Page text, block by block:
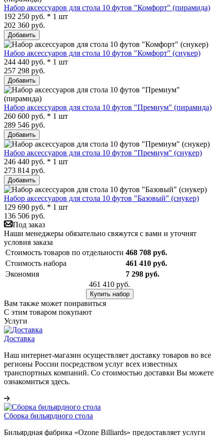
Набор аксессуаров для стола 10 футов "Комфорт" (пирамида)
192 250 руб. * 1 шт
202 360 руб.
Добавить
Набор аксессуаров для стола 10 футов "Комфорт" (снукер)
244 440 руб. * 1 шт
257 298 руб.
Добавить
Набор аксессуаров для стола 10 футов "Премиум" (пирамида)
260 600 руб. * 1 шт
289 546 руб.
Добавить
Набор аксессуаров для стола 10 футов "Премиум" (снукер)
246 440 руб. * 1 шт
273 814 руб.
Добавить
Набор аксессуаров для стола 10 футов "Базовый" (снукер)
129 690 руб. * 1 шт
136 506 руб.
Под заказ
Наши менеджеры обязательно свяжутся с вами и уточнят
условия заказа
Стоимость товаров по отдельности 468 708 руб.
Стоимость набора
461 410 руб.
Экономия
7 298 руб.
461 410 руб.
Купить набор
Вам также может понравиться
С этим товаром покупают
Услуги
Доставка
Наш интернет-магазин осуществляет доставку товаров во все
регионы России посредством услуг всех известных
транспортных компаний. Со стоимостью доставки Вы можете
ознакомиться здесь.
Сборка бильярдного стола
Бильярдная фабрика «Ozone Billiards» предоставляет услуги